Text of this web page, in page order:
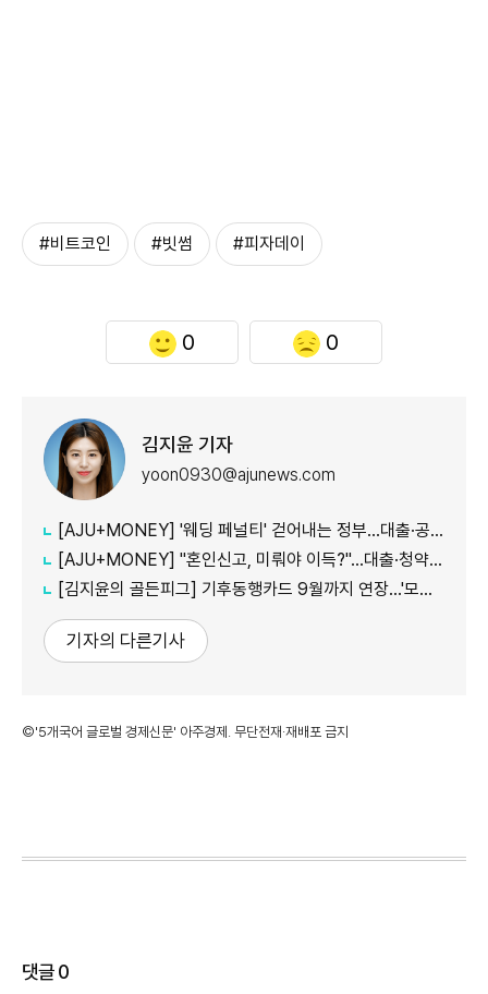
#비트코인 #빗썸 #피자데이
0 0
김지윤 기자
yoon0930@ajunews.com
[AJU+MONEY] '웨딩 페널티' 걷어내는 정부…대출·공공임대 불이익 줄인다
[AJU+MONEY] "혼인신고, 미뤄야 이득?"…대출·청약·세금 따져보니
[김지윤의 골든피그] 기후동행카드 9월까지 연장…'모두의카드' 갈아탈 땐 혜택 따져야
기자의 다른기사
©'5개국어 글로벌 경제신문' 아주경제. 무단전재·재배포 금지
댓글0